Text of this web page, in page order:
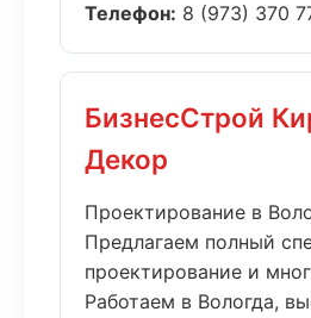
Телефон: 8 (973) 370
БизнесСтрой
Декор
Проектирование в
Предлагаем полный
проектирование и
Работаем в Вологда,